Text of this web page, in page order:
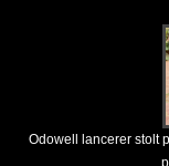
Odowell lancerer stolt